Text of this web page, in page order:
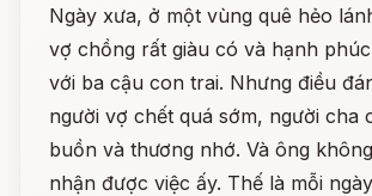
Ngày xưa, ở một vùng quê hẻo
vợ chồng rất giàu có và hạnh
với ba cậu con trai. Nhưng điều
người vợ chết quá sớm, người cha
buồn và thương nhớ. Và ông
nhận được việc ấy. Thế là mỗi